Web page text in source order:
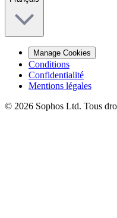
Manage Cookies
Conditions
Confidentialité
Mentions légales
© 2026 Sophos Ltd. Tous